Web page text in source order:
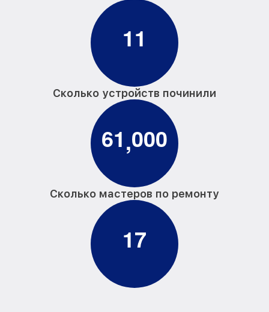
11
Сколько устройств починили
61,000
Сколько мастеров по ремонту
17